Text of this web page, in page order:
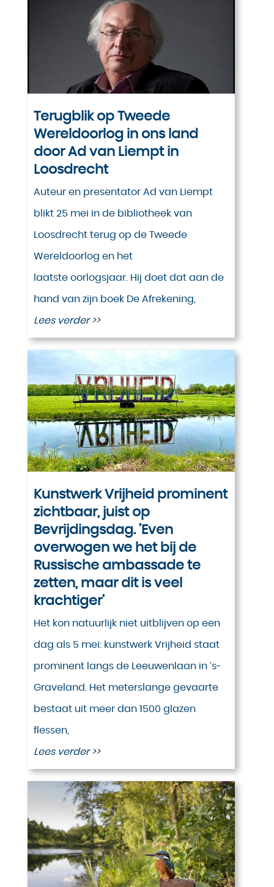
Terugblik op Tweede
Wereldoorlog in ons land
door Ad van Liempt in
Loosdrecht
Auteur en presentator Ad van Liempt
blikt 25 mei in de bibliotheek van
Loosdrecht terug op de Tweede
Wereldoorlog en het
laatste oorlogsjaar. Hij doet dat aan de
hand van zijn boek De Afrekening,
Lees verder >>
Kunstwerk Vrijheid prominent
zichtbaar, juist op
Bevrijdingsdag. ’Even
overwogen we het bij de
Russische ambassade te
zetten, maar dit is veel
krachtiger’
Het kon natuurlijk niet uitblijven op een
dag als 5 mei: kunstwerk Vrijheid staat
prominent langs de Leeuwenlaan in ’s-
Graveland. Het meterslange gevaarte
bestaat uit meer dan 1500 glazen
flessen,
Lees verder >>